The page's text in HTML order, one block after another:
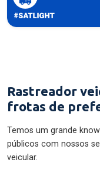
Rastreador
frotas de
Temos um grande
públicos com nossos
veicular.